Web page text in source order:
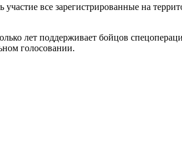
все зарегистрированные на
лет поддерживает бойцов
голосовании.